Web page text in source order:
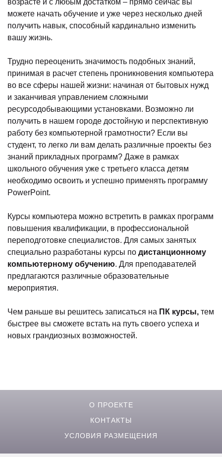
можете начать обучение и уже через несколько дней
получить навык, способный кардинально изменить
вашу жизнь.
Трудно переоценить значимость подобных знаний,
принимая в расчет степень проникновения компьютера
во все сферы нашей жизни: начиная от бытовых нужд
и заканчивая управлением сложными
ресурсодобывающими установками. Возможно ли
получить в нашем городе достойную и перспективную
работу без компьютерной грамотности? Если вы
студент, то легко ли вам делать различные проекты без
знаний прикладных программ? Даже в рамках
школьного обучения уже с третьего класса детям
необходимо освоить и успешно применять программу
PowerPoint.
Курсы компьютера можно встретить в рамках программ
повышения квалификации, в профессиональной
переподготовке специалистов. Для самых занятых
специально разработаны курсы по дистанционному
компьютерному обучению. Для преподавателей
предлагаются различные образовательные
мероприятия.
Чем раньше вы решитесь записаться на ПК курсы, тем
быстрее вы сможете встать на путь своего успеха и
новых грандиозных возможностей.
О ПРОЕКТЕ
КОНТАКТЫ
УСЛОВИЯ РАЗМЕЩЕНИЯ